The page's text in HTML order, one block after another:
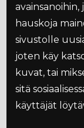
hauskoja
sivustolle
joten käy
kuvat, tai
sitä
käyttäjät